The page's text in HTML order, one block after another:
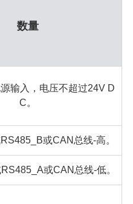
数量
输入，电压不超过24V D
C。
或CAN总线-高。
或CAN总线-低。